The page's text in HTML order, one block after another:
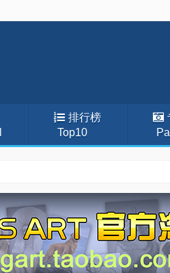
排行榜
Top10